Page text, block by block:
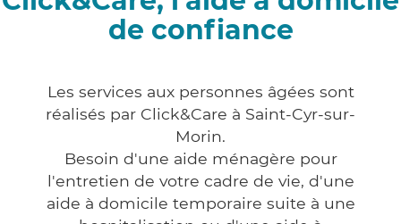
de confiance
Les services aux personnes âgées sont
réalisés par Click&Care à Saint-Cyr-sur-
Morin.
Besoin d'une aide ménagère pour
l'entretien de votre cadre de vie, d'une
aide à domicile temporaire suite à une